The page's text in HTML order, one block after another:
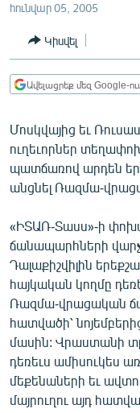
ՀԱՍԱՐԱԿՈՒԹՅՈՒՆ
ՏՆՏԵՍՈՒԹՅՈՒՆ
ՊԱՏԵՐԱԶՄԻ 6
ՏԱՐԱԾԱՇՐՋԱՆ
ՄԻՋԱԶԳԱՅԻՆ
ՄՇԱԿՈՒՅԹ
ՍՊՈՐՏ
ՏՏ ԵՒ ԻՆՏԵՐՆԵՏ
ԿՈՐՈՆԱՎԻՐՈՒՍ
ԱՐԽԻՎ
ՏԵՍԱՆՅՈՒԹԵՐ
հունվար 05, 2005
Կիսվել
Ավելացրեք մեզ Google-
Մոսկվայից եւ
ուղեւորներ
պատճառով արդեն
անցնել Ռազմա-
«ԻՏԱՌ-Տասս»-ի
ճանապարհների
Դալաքիշվիլին
հայկական կողմը
Ռազմա-վրացական
հատվածի՝
մասին: Վրաստանի
դեռեւս ամիսուկես
մեքենաների եւ
մայրուղու այդ